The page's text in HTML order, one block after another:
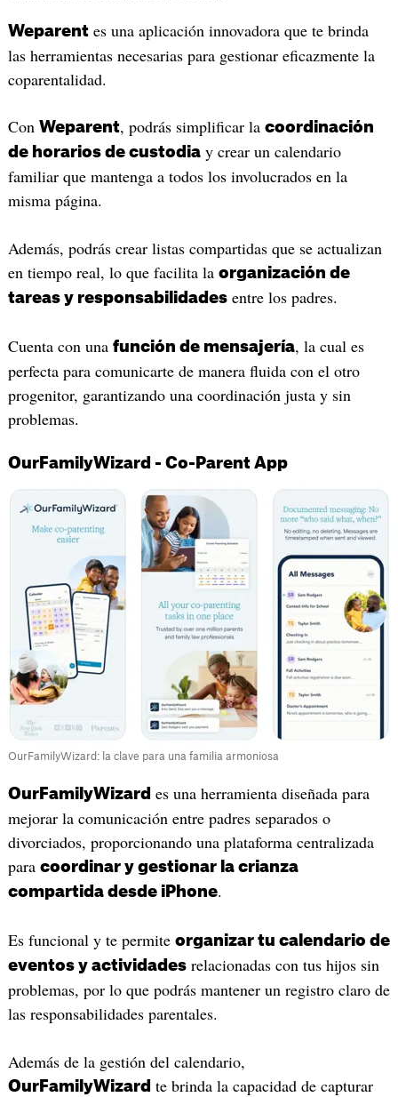
Weparentes una aplicación innovadora que te brinda
las herramientas necesarias para gestionar eficazmente la
coparentalidad.
Con Weparent, podrás simplificar la coordinación
de horarios de custodiay crear un calendario
familiar que mantenga a todos los involucrados en la
misma página.
Además, podrás crear listas compartidas que se actualizan
en tiempo real, lo que facilita la organización de
tareas y responsabilidadesentre los padres.
Cuenta con una función de mensajería, la cual es
perfecta para comunicarte de manera fluida con el otro
progenitor, garantizando una coordinación justa y sin
problemas.
OurFamilyWizard - Co-Parent App
OurFamilyWizard: la clave para una familia armoniosa
OurFamilyWizard es una herramienta diseñada para
mejorar la comunicación entre padres separados o
divorciados, proporcionando una plataforma centralizada
para coordinar y gestionar la crianza
compartida desde iPhone.
Es funcional y te permite organizar tu calendario de
eventos y actividadesrelacionadas con tus hijos sin
problemas, por lo que podrás mantener un registro claro de
las responsabilidades parentales.
Además de la gestión del calendario,
OurFamilyWizard te brinda la capacidad de capturar